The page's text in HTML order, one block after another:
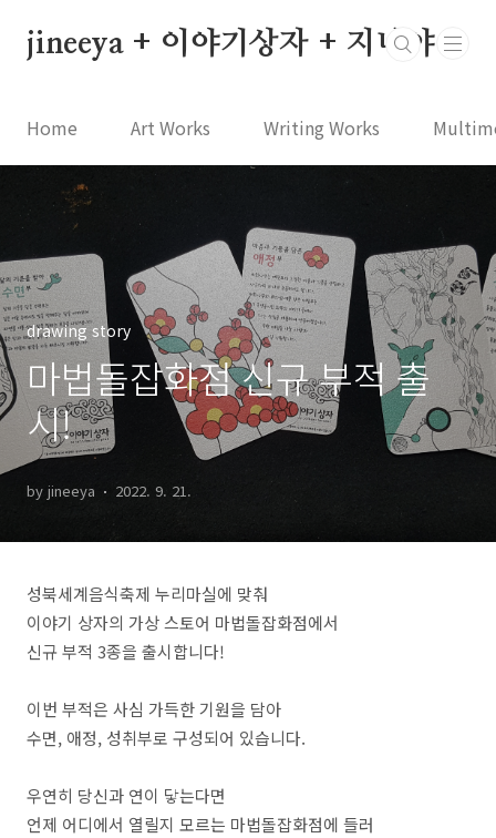
jineeya + 이야기상자 + 지니야
Home Art Works Writing Works
drawing story
마법돌잡화점 신규 부적 출
시!
by jineeya 2022. 9. 21.
성북세계음식축제 누리마실에 맞춰
이야기 상자의 가상 스토어 마법돌잡화점에서
신규 부적 3종을 출시합니다!
이번 부적은 사심 가득한 기원을 담아
수면, 애정, 성취부로 구성되어 있습니다.
우연히 당신과 연이 닿는다면
언제 어디에서 열릴지 모르는 마법돌잡화점에 들러